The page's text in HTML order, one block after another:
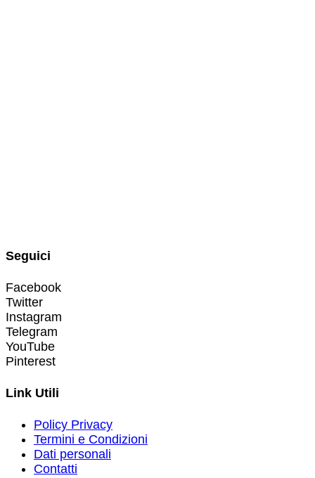
Seguici
Facebook
Twitter
Instagram
Telegram
YouTube
Pinterest
Link Utili
Policy Privacy
Termini e Condizioni
Dati personali
Contatti